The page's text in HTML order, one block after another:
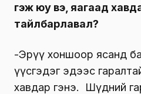
гэж юу вэ, яагаад
тайлбарлавал?
-Эрүү хоншоор ясанд
үүсгэдэг эдээс
хавдар гэнэ. Шүдний